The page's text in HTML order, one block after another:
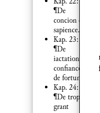
¶De
concion de
sapience.
Kap. 23:
¶De
iactation et
confiance
de fortune.
Kap. 24:
¶De trop
grant